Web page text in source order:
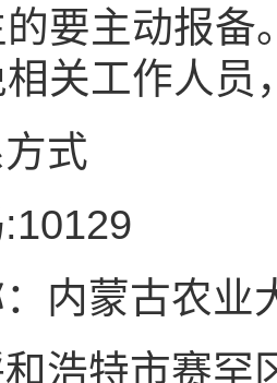
要主动报备
关工作人员
式
内蒙古农业
浩特市赛罕